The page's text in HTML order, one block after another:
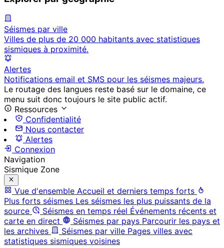
Séismes par ville
Villes de plus de 20 000 habitants avec statistiques
sismiques à proximité.
Alertes
Notifications email et SMS pour les séismes majeurs.
Le routage des langues reste basé sur le domaine, ce
menu suit donc toujours le site public actif.
Ressources
Confidentialité
Nous contacter
Alertes
Connexion
Navigation
Sismique Zone
Vue d'ensemble Accueil et derniers temps forts
Plus forts séismes Les séismes les plus puissants de la
source
Séismes en temps réel Événements récents et
carte en direct
Séismes par pays Parcourir les pays et
les archives
Séismes par ville Pages villes avec
statistiques sismiques voisines